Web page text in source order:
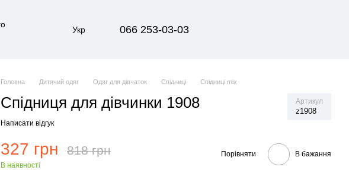
Укр 066 253-03-03
Головна Дитячий одяг Одяг для дівчаток Спідниці Спідниці mix
Спідниця для дівчинки 1908 Артикул
z1908
Написати відгук
327 грн 818 грн
В наявності
Порівняти В бажання